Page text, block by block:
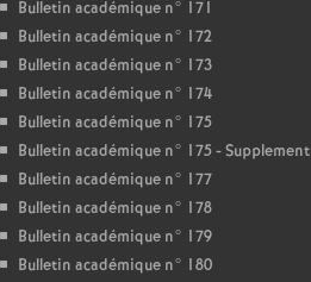
Bulletin académique n° 171
Bulletin académique n° 172
Bulletin académique n° 173
Bulletin académique n° 174
Bulletin académique n° 175
Bulletin académique n° 175 - Supplement
Bulletin académique n° 177
Bulletin académique n° 178
Bulletin académique n° 179
Bulletin académique n° 180